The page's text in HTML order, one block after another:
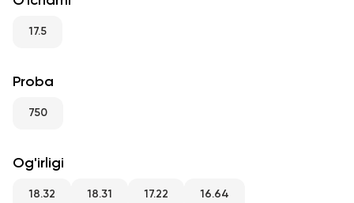
17.5
Proba
750
Og'irligi
18.32 18.31 17.22 16.64